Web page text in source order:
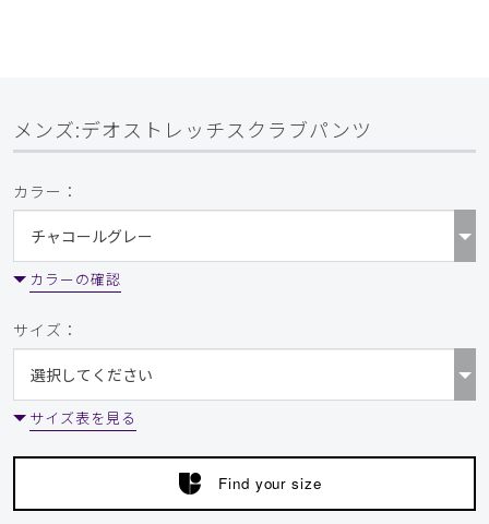
役に立った 0
​1 ​2 ​3
メンズ:デオストレッチスクラブパンツ
カラー：
カラーの確認
サイズ：
サイズ表を見る
Find your size